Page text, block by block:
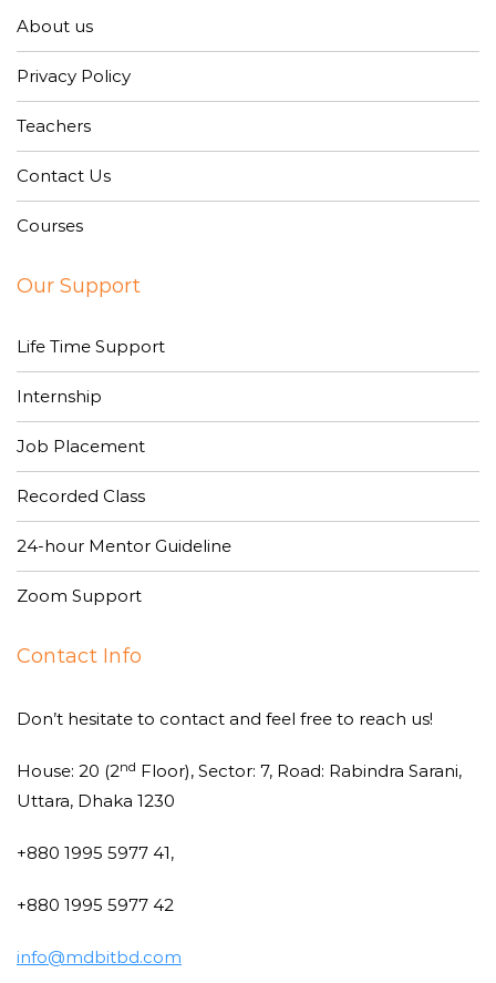
About us
Privacy Policy
Teachers
Contact Us
Courses
Our Support
Life Time Support
Internship
Job Placement
Recorded Class
24-hour Mentor Guideline
Zoom Support
Contact Info
Don’t hesitate to contact and feel free to reach us!
House: 20 (2nd Floor), Sector: 7, Road: Rabindra Sarani,
Uttara, Dhaka 1230
+880 1995 5977 41,
+880 1995 5977 42
info@mdbitbd.com